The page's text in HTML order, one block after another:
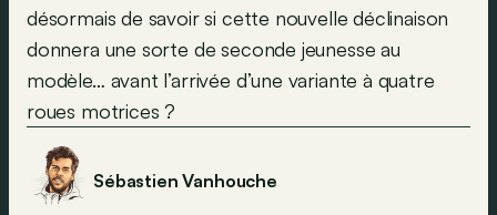
désormais de savoir si cette nouvelle déclinaison
donnera une sorte de seconde jeunesse au
modèle… avant l’arrivée d’une variante à quatre
roues motrices ?
Sébastien Vanhouche